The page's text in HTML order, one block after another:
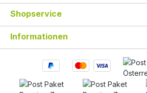
Landwirtschaft handgemacht
vegan Zutaten: Bio Alkohol, heiliges Basilikum aus
unserer kontrolliert biologischer
Shopservice
Informationen